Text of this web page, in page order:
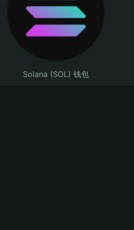
Solana (SOL) 钱包